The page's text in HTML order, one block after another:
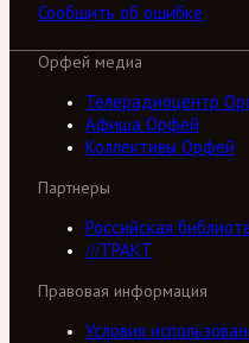
Сообщить об ошибке
Орфей медиа
Телерадиоцентр
Афиша Орфей
Коллективы Орфей
Партнеры
Российская
///ТРАКТ
Правовая информация
Условия